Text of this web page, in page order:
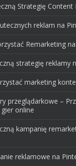
Strategię
reklam na
Remarketing
strategię reklamy
marketing
przeglądarkowe –
online
kampanię
reklamowe na